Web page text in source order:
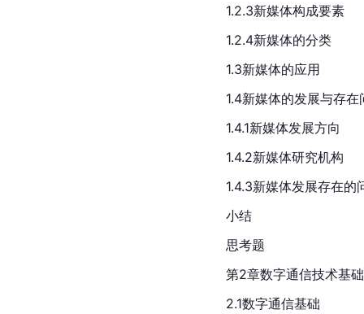
1.2.3新媒体构成要素
1.2.4新媒体的分类
1.3新媒体的应用
1.4新媒体的发展与存在
1.4.1新媒体发展方向
1.4.2新媒体研究机构
1.4.3新媒体发展存在的
小结
思考题
第2章数字通信技术基础
2.1数字通信基础